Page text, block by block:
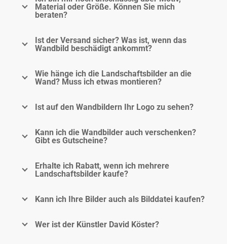
Material oder Größe. Können Sie mich
beraten?
Ist der Versand sicher? Was ist, wenn das
Wandbild beschädigt ankommt?
Wie hänge ich die Landschaftsbilder an die
Wand? Muss ich etwas montieren?
Ist auf den Wandbildern Ihr Logo zu sehen?
Kann ich die Wandbilder auch verschenken?
Gibt es Gutscheine?
Erhalte ich Rabatt, wenn ich mehrere
Landschaftsbilder kaufe?
Kann ich Ihre Bilder auch als Bilddatei kaufen?
Wer ist der Künstler David Köster?